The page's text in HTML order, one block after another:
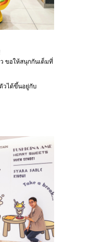
ขอให้สนุกกันเต็มที่
วได้ขึ้นอยู่กับ